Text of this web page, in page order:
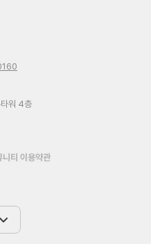
워 4층
니티 이용약관